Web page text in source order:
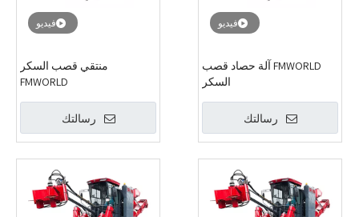
فيديو
منتقي قصب السكر
FMWORLD
رسالتك
فيديو
FMWORLD آلة حصاد قصب
السكر
رسالتك